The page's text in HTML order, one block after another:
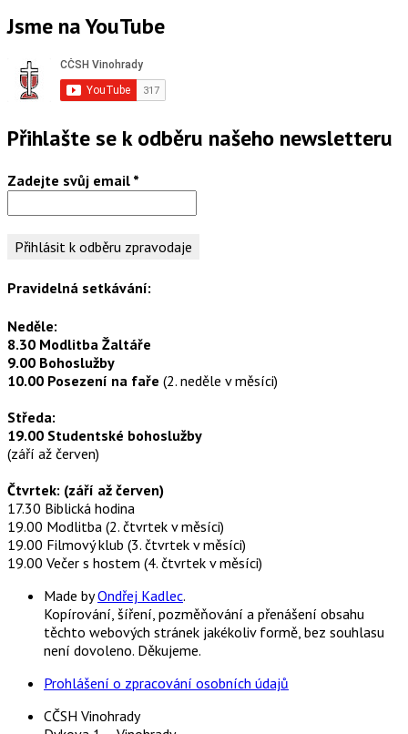
Jsme na YouTube
Přihlašte se k odběru našeho newsletteru
Zadejte svůj email *
Pravidelná setkávání:
Neděle:
8.30 Modlitba Žaltáře
9.00 Bohoslužby
10.00 Posezení na faře (2. neděle v měsíci)
Středa:
19.00 Studentské bohoslužby
(září až červen)
Čtvrtek: (září až červen)
17.30 Biblická hodina
19.00 Modlitba (2. čtvrtek v měsíci)
19.00 Filmový klub (3. čtvrtek v měsíci)
19.00 Večer s hostem (4. čtvrtek v měsíci)
Made byOndřej Kadlec.
Kopírování, šíření, pozměňování a přenášení obsahu
těchto webových stránek jakékoliv formě, bez souhlasu
není dovoleno. Děkujeme.
Prohlášení o zpracování osobních údajů
CČSH Vinohrady